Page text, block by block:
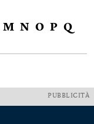
M N O P Q
PUBBLICITÀ